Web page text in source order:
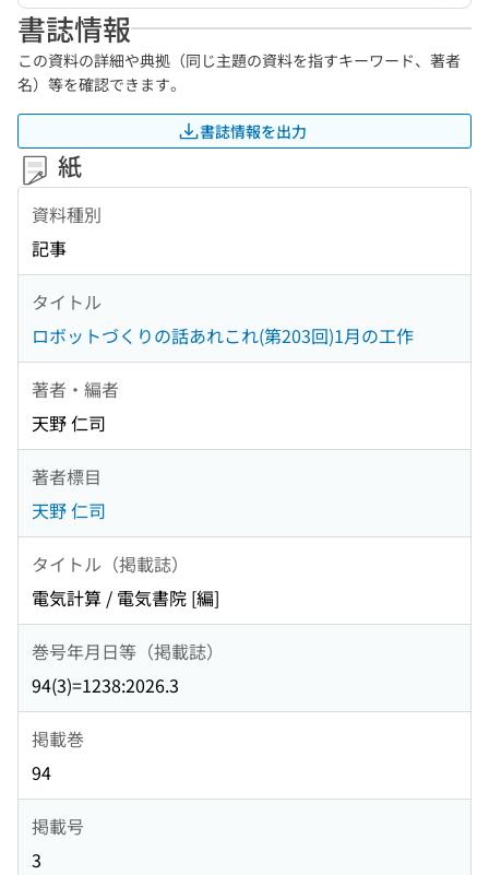
書誌情報
この資料の詳細や典拠（同じ主題の資料を指すキーワード、著者
名）等を確認できます。
書誌情報を出力
紙
資料種別
記事
タイトル
ロボットづくりの話あれこれ(第203回)1月の工作
著者・編者
天野 仁司
著者標目
天野 仁司
タイトル（掲載誌）
電気計算 / 電気書院 [編]
巻号年月日等（掲載誌）
94(3)=1238:2026.3
掲載巻
94
掲載号
3